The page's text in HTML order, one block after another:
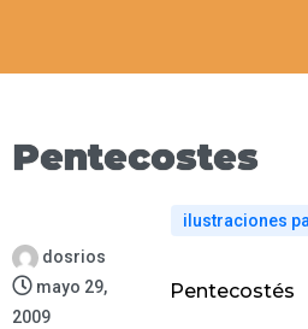
Pentecostes
dosrios
mayo 29,
2009
ilustraciones
Pentecostés